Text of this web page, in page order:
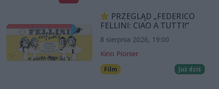
PRZEGLĄD „FEDERICO
FELLINI: CIAO A TUTTI!”
8 sierpnia 2026, 19:00
Kino Pionier
Film Już dziś